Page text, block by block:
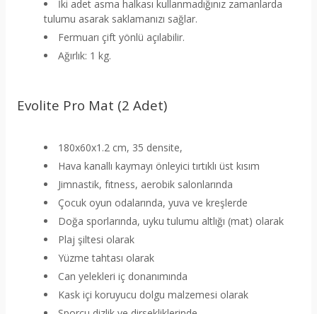
İki adet asma halkası kullanmadığınız zamanlarda
tulumu asarak saklamanızı sağlar.
Fermuarı çift yönlü açılabilir.
Ağırlık: 1 kg.
Evolite Pro Mat (2 Adet)
180x60x1.2 cm, 35 densite,
Hava kanallı kaymayı önleyici tırtıklı üst kısım
Jimnastik, fıtness, aerobik salonlarında
Çocuk oyun odalarında, yuva ve kreşlerde
Doğa sporlarında, uyku tulumu altlığı (mat) olarak
Plaj şiltesi olarak
Yüzme tahtası olarak
Can yelekleri iç donanımında
Kask içi koruyucu dolgu malzemesi olarak